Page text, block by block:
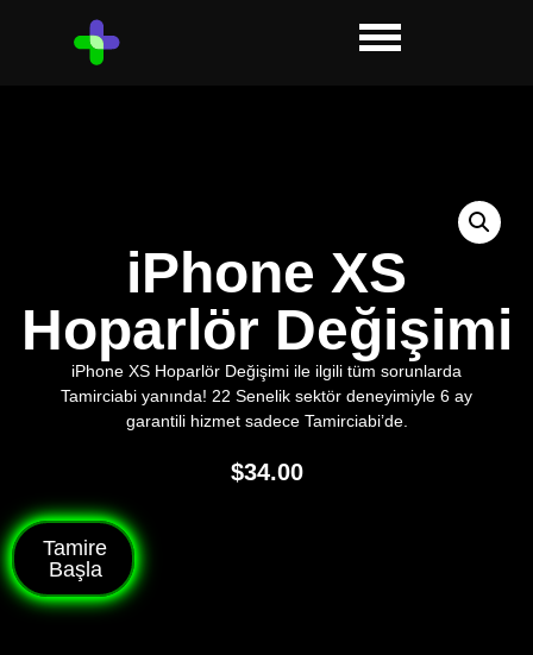
iPhone XS
Hoparlör Değişimi
iPhone XS Hoparlör Değişimi ile ilgili tüm sorunlarda
Tamirciabi yanında! 22 Senelik sektör deneyimiyle 6 ay
garantili hizmet sadece Tamirciabi’de.
$34.00
Tamire
Başla